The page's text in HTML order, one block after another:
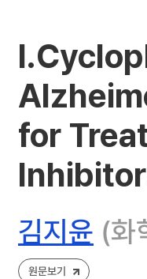
for
김지윤 (화
원문보기